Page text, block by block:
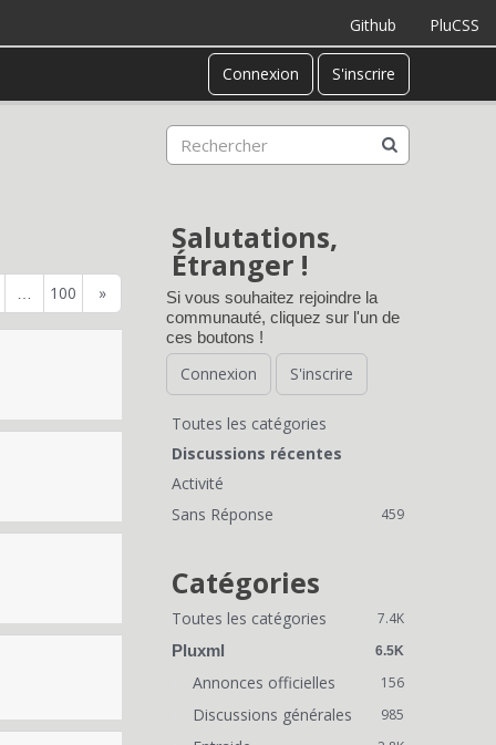
PluCSS
Github
Connexion S'inscrire
100 »
Salutations,
Étranger !
Si vous souhaitez rejoindre la
communauté, cliquez sur l'un de
ces boutons !
Connexion S'inscrire
L
i
e
n
s
r
Toutes les catégories
Discussions récentes
Activité
Sans Réponse
459
Catégories
7.4K
Toutes les catégories
6.5K
Pluxml
156
Annonces officielles
985
Discussions générales